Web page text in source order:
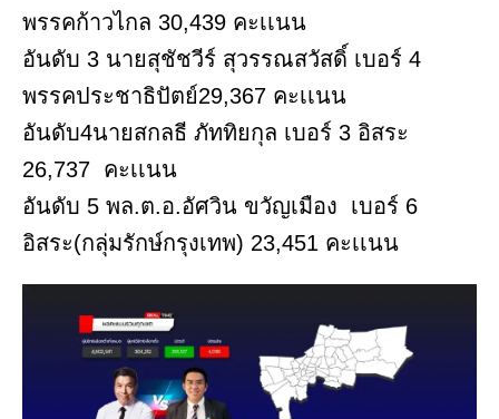
พรรคก้าวไกล 30,439 คะเเนน
อันดับ 3 นายสุชัชวีร์ สุวรรณสวัสดิ์ เบอร์ 4
พรรคประชาธิปัตย์29,367 คะเเนน
อันดับ4นายสกลธี ภัททิยกุล เบอร์ 3 อิสระ
26,737 คะเเนน
อันดับ 5 พล.ต.อ.อัศวิน ขวัญเมือง เบอร์ 6
อิสระ(กลุ่มรักษ์กรุงเทพ) 23,451 คะเเนน